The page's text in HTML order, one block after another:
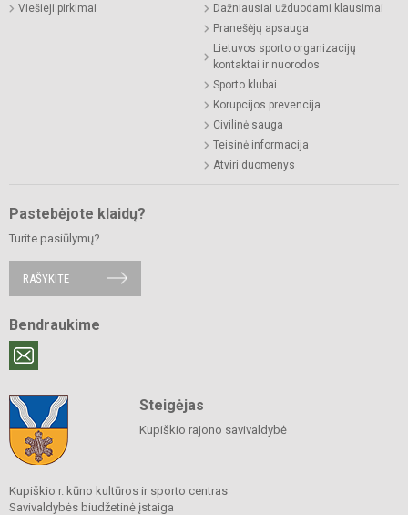
Viešieji pirkimai
Dažniausiai užduodami klausimai
Pranešėjų apsauga
Lietuvos sporto organizacijų
kontaktai ir nuorodos
Sporto klubai
Korupcijos prevencija
Civilinė sauga
Teisinė informacija
Atviri duomenys
Pastebėjote klaidų?
Turite pasiūlymų?
RAŠYKITE
Bendraukime
Steigėjas
Kupiškio rajono savivaldybė
Kupiškio r. kūno kultūros ir sporto centras
Savivaldybės biudžetinė įstaiga